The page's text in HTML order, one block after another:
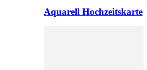
Aquarell Hochzeitskarte